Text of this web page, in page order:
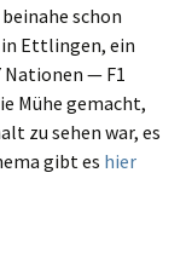
schon
Ettlingen, ein
Nationen — F1
Mühe gemacht,
zu sehen war, es
gibt es hier